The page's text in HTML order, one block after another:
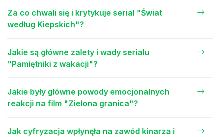
Za co chwali się i krytykuje serial "Świat
według Kiepskich"?
Jakie są główne zalety i wady serialu
"Pamiętniki z wakacji"?
Jakie były główne powody emocjonalnych
reakcji na film "Zielona granica"?
Jak cyfryzacja wpłynęła na zawód kinarza i